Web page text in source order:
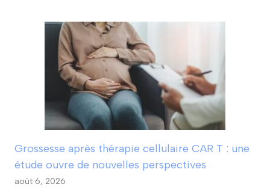
Grossesse après thérapie cellulaire CAR T : une
étude ouvre de nouvelles perspectives
août 6, 2026